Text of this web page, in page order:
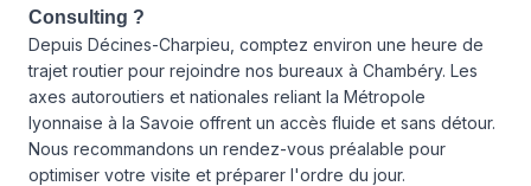
Consulting ?
Depuis Décines-Charpieu, comptez environ une heure de
trajet routier pour rejoindre nos bureaux à Chambéry. Les
axes autoroutiers et nationales reliant la Métropole
lyonnaise à la Savoie offrent un accès fluide et sans détour.
Nous recommandons un rendez-vous préalable pour
optimiser votre visite et préparer l'ordre du jour.